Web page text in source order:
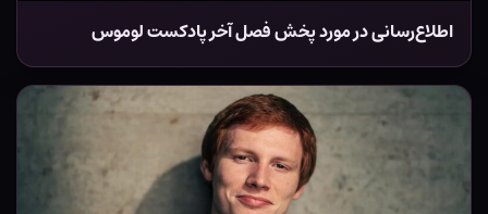
اطلاع‌رسانی در مورد پخش فصل آخر پادکست لوموس